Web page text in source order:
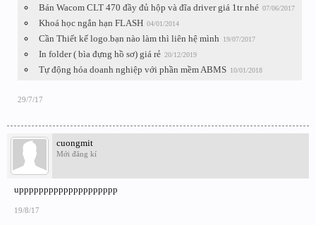
Bán Wacom CLT 470 đầy đủ hộp và đĩa driver giá 1tr nhé 07/06/2017
Khoá học ngắn hạn FLASH 04/01/2014
Cần Thiết kế logo.bạn nào làm thì liên hệ mình 19/07/2017
In folder ( bìa đựng hồ sơ) giá rẻ 20/12/2019
Tự động hóa doanh nghiệp với phần mềm ABMS 10/01/2018
29/7/17
cuongmit
Mới đăng kí
upppppppppppppppppppp
19/8/17